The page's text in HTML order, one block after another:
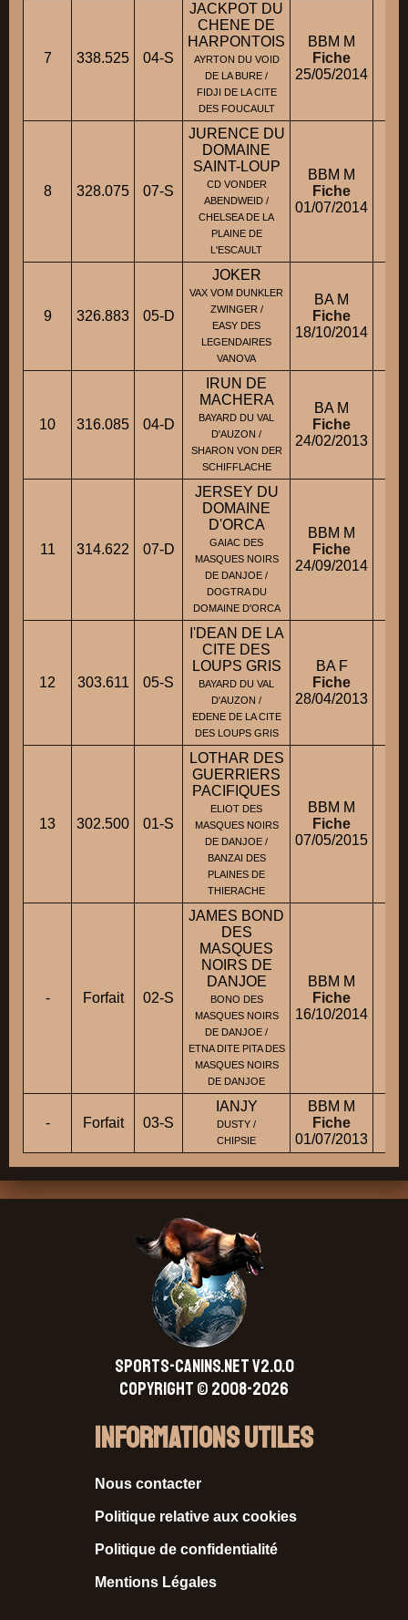
7 338.525 04-S
JACKPOT DU
CHENE DE
HARPONTOIS
AYRTON DU VOID
DE LA BURE /
FIDJI DE LA CITE
DES FOUCAULT
BBM M
Fiche
25/05/2014
8 328.075 07-S
JURENCE DU
DOMAINE
SAINT-LOUP
CD VONDER
ABENDWEID /
CHELSEA DE LA
PLAINE DE
L'ESCAULT
BBM M
Fiche
01/07/2014
9 326.883 05-D
JOKER
VAX VOM DUNKLER
ZWINGER /
EASY DES
LEGENDAIRES
VANOVA
BA M
Fiche
18/10/2014
10 316.085 04-D
IRUN DE
MACHERA
BAYARD DU VAL
D'AUZON /
SHARON VON DER
SCHIFFLACHE
BA M
Fiche
24/02/2013
11 314.622 07-D
JERSEY DU
DOMAINE
D'ORCA
GAIAC DES
MASQUES NOIRS
DE DANJOE /
DOGTRA DU
DOMAINE D'ORCA
BBM M
Fiche
24/09/2014
12 303.611 05-S
I'DEAN DE LA
CITE DES
LOUPS GRIS
BAYARD DU VAL
D'AUZON /
EDENE DE LA CITE
DES LOUPS GRIS
BA F
Fiche
28/04/2013
13 302.500 01-S
LOTHAR DES
GUERRIERS
PACIFIQUES
ELIOT DES
MASQUES NOIRS
DE DANJOE /
BANZAI DES
PLAINES DE
THIERACHE
BBM M
Fiche
07/05/2015
- Forfait 02-S
JAMES BOND
DES
MASQUES
NOIRS DE
DANJOE
BONO DES
MASQUES NOIRS
DE DANJOE /
ETNA DITE PITA DES
MASQUES NOIRS
DE DANJOE
BBM M
Fiche
16/10/2014
- Forfait 03-S
IANJY
DUSTY /
CHIPSIE
BBM M
Fiche
01/07/2013
SPORTS-CANINS.NET V2.0.0
Copyright © 2008-2026
Informations Utiles
Nous contacter
Politique relative aux cookies
Politique de confidentialité
Mentions Légales